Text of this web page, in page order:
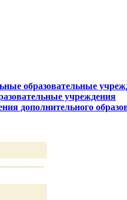
образовательные
учреждения
дополнительного